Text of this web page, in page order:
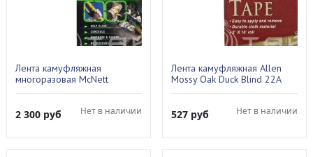
Лента камуфляжная
многоразовая McNett
2 300 руб Нет в наличии
Лента камуфляжная Allen
Mossy Oak Duck Blind 22А
527 руб Нет в наличии